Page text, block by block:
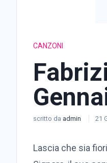
CANZONI
scritto da admin 21
Lascia che sia